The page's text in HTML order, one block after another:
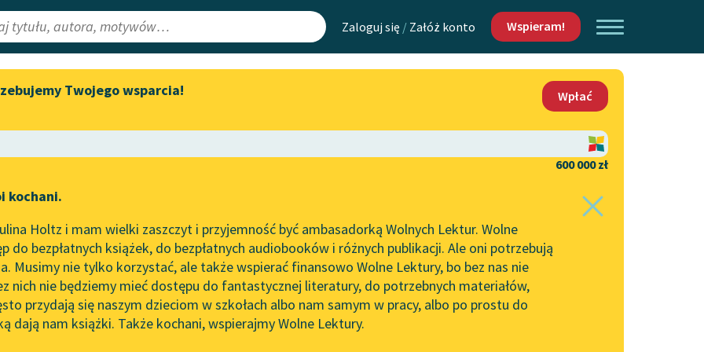
Zaloguj się / Załóż konto Wspieram!
Lektury
redakcyjne
Aktualności
Spotkanie z Katarzyną Tunkiel
do słuchania na Wolnych
Lekturach
Nowy audiobook – „Marzenie
o Oriencie” Sophie Elkan
Kolekcja Nadwyraz.com x
Wolne Lektury – idealna na
Mapa Wolnych Lektur
Leśmianator
API
OAI-PMH
Widget Wolnych Lektur
Kontakt
O projekcie
Zasady wykorzystania
Wolnych Lektur
Logotypy
Materiały promocyjne
Twojego wsparcia!
Wpłać
600 000 zł
kochani.
Holtz i mam wielki zaszczyt i przyjemność być ambasadorką Wolnych Lektur. Wolne
do bezpłatnych książek, do bezpłatnych audiobooków i różnych publikacji. Ale oni potrzebują
Musimy nie tylko korzystać, ale także wspierać finansowo Wolne Lektury, bo bez nas nie
nich nie będziemy mieć dostępu do fantastycznej literatury, do potrzebnych materiałów,
przydają się naszym dzieciom w szkołach albo nam samym w pracy, albo po prostu do
dają nam książki. Także kochani, wspierajmy Wolne Lektury.
Do poety